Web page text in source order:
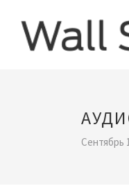
Сентябрь